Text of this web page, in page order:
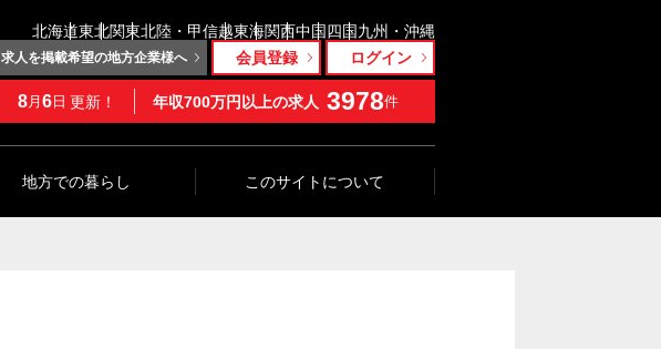
北海道東北関東北陸・甲信越東海関西中国四国九州・沖縄
求人を掲載希望の地方企業様へ 会員登録 ログイン
8月 6日 更新！ 年収700万円以上の求人 3978件
地方での暮らし このサイトについて